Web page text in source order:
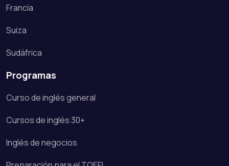
Francia
Suiza
Sudáfrica
Programas
Curso de inglés general
Cursos de inglés 30+
Inglés de negocios